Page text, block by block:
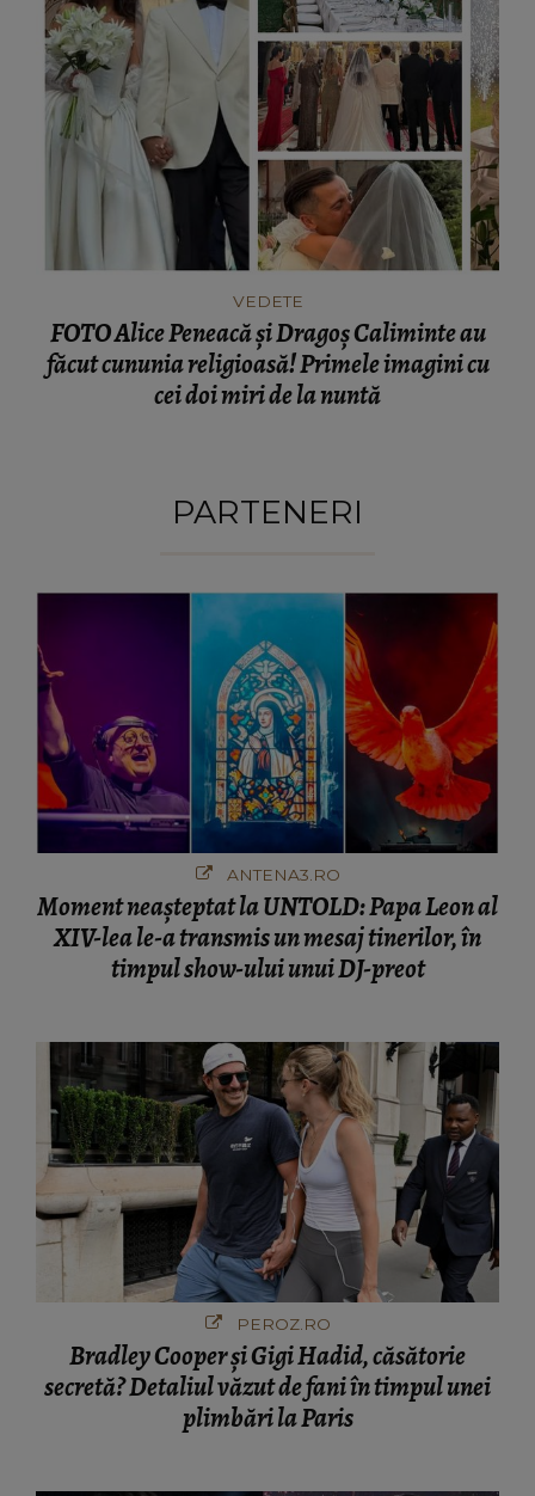
VEDETE
FOTO Alice Peneacă și Dragoș Caliminte au
făcut cununia religioasă! Primele imagini cu
cei doi miri de la nuntă
PARTENERI
ANTENA3.RO
Moment neașteptat la UNTOLD: Papa Leon al
XIV-lea le-a transmis un mesaj tinerilor, în
timpul show-ului unui DJ-preot
PEROZ.RO
Bradley Cooper și Gigi Hadid, căsătorie
secretă? Detaliul văzut de fani în timpul unei
plimbări la Paris